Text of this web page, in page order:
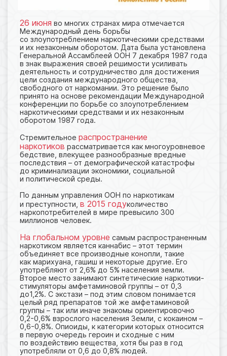
26 июня во многих странах мира отмечается
Международный день борьбы
со злоупотреблением наркотическими средствами
и их незаконным оборотом. Дата была установлена
Генеральной Ассамблеей ООН 7 декабря 1987 года
в знак выражения своей решимости усиливать
деятельность и сотрудничество для достижения
цели создания международного общества,
свободного от наркомании. Это решение было
принято на основе рекомендации Международной
конференции по борьбе со злоупотреблением
наркотическими средствами и их незаконным
оборотом 1987 года.
Стремительное распространение
наркотиков рассматривается как многоуровневое
бедствие, влекущее разнообразные вредные
последствия – от демографической катастрофы
до криминализации экономики, социальной
и политической среды.
По данным управления ООН по наркотикам
и преступности, в 2015 годуколичество
наркопотребителей в мире превысило 300
миллионов человек.
На глобальном уровне самым распространенным
наркотиком является каннабис – этот термин
объединяет все производные конопли, такие
как марихуана, гашиш и некоторые другие. Его
употребляют от 2,6% до 5% населения земли.
Второе место занимают синтетические наркотики-
стимуляторы амфетаминовой группы – от 0,3
до1,2%. С экстази – под этим словом понимается
целый ряд препаратов той же амфетаминовой
группы – так или иначе знакомы ориентировочно
0,2-0,6% взрослого населения Земли, с кокаином –
0,6-0,8%. Опиоиды, к категории которых относится
в первую очередь героин и сходные с ним
по воздействию вещества, хотя бы раз в год
употребляли от 0,6 до 0,8% людей.